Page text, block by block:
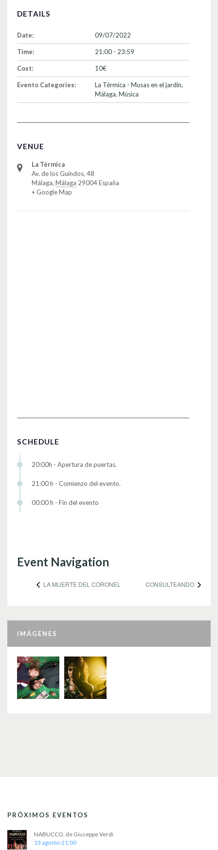
DETAILS
Date: 09/07/2022
Time: 21:00 - 23:59
Cost: 10€
Evento Categories: La Térmica - Musas en el jardín,
Málaga, Música
VENUE
La Térmica
Av. de los Guindos, 48
Málaga, Málaga 29004España
+ Google Map
SCHEDULE
20:00h - Apertura de puertas.
21:00 h - Comienzo del evento.
00:00 h - Fin del evento
Event Navigation
LA MUERTE DEL CORONEL CONSULTEANDO
IMÁGENES
PRÓXIMOS EVENTOS
NABUCCO, de Giuseppe Verdi
13 agosto-21:00